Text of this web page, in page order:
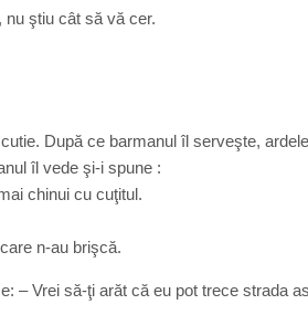
nu ştiu cât să vă cer.
După ce barmanul îl serveşte,
îl vede şi-i spune :
chinui cu cuţitul.
n-au brişcă.
– Vrei să-ţi arăt că eu pot trece strada